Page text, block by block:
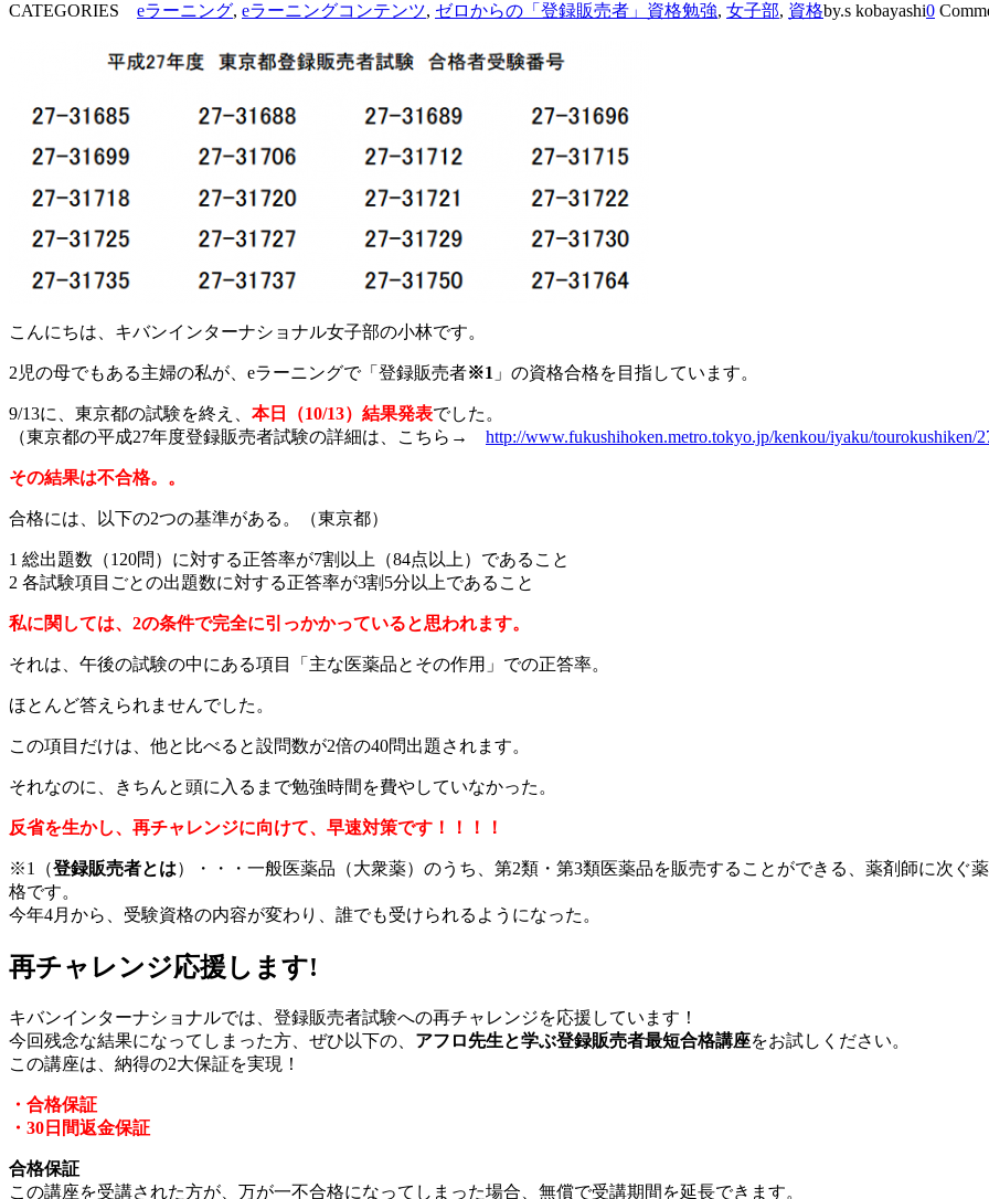
CATEGORIES eラーニング, eラーニングコンテンツ, ゼロからの「登録販売者」資格勉強, 女子部, 資格by.s kobayashi0
こんにちは、キバンインターナショナル女子部の小林です。
2児の母でもある主婦の私が、eラーニングで「登録販売者※1 」の資格合格を目指しています。
9/13に、東京都の試験を終え、 本日（10/13）結果発表でした。
（東京都の平成27年度登録販売者試験の詳細は、こちら→ http://www.fukushihoken.metro.tokyo.jp/kenkou/iyaku/tourokushiken/
その結果は不合格。。
合格には、以下の2つの基準がある。（東京都）
1 総出題数（120問）に対する正答率が7割以上（84点以上）であること
2 各試験項目ごとの出題数に対する正答率が3割5分以上であること
私に関しては、2の条件で完全に引っかかっていると思われます。
それは、午後の試験の中にある項目「主な医薬品とその作用」での正答率。
ほとんど答えられませんでした。
この項目だけは、他と比べると設問数が2倍の40問出題されます。
それなのに、きちんと頭に入るまで勉強時間を費やしていなかった。
反省を生かし、再チャレンジに向けて、早速対策です！！！！
※1（登録販売者とは）・・・一般医薬品（大衆薬）のうち、第2類・第3類医薬品を販売することができる、薬剤師に次ぐ
格です。
今年4月から、受験資格の内容が変わり、誰でも受けられるようになった。
再チャレンジ応援します!
キバンインターナショナルでは、登録販売者試験への再チャレンジを応援しています！
今回残念な結果になってしまった方、ぜひ以下の、 アフロ先生と学ぶ登録販売者最短合格講座をお試しください。
この講座は、納得の2大保証を実現！
・合格保証
・30日間返金保証
合格保証
この講座を受講された方が、万が一不合格になってしまった場合、無償で受講期間を延長できます。